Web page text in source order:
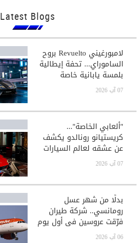
Latest Blogs
لامبورغيني Revuelto بروح
الساموراي... تحفة إيطالية
بلمسة يابانية خاصة
07 آب 2026
"ألعابي الخاصة"...
كريستيانو رونالدو يكشف
عن عشقه لعالم السيارات
الفاخرة
07 آب 2026
بدلًا من شهر عسل
رومانسي.. شركة طيران
فرّقت عروسين في أول يوم
بعد الزفاف!
06 آب 2026